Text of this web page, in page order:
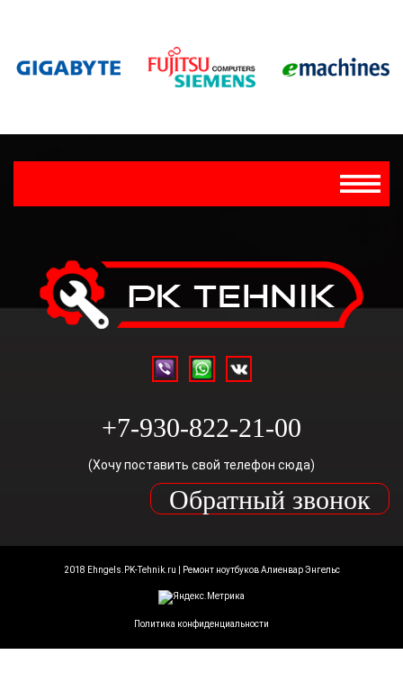
+7-930-822-21-00
(Хочу поставить свой телефон сюда)
Обратный звонок
2018 Ehngels.PK-Tehnik.ru | Ремонт ноутбуков Алиенвар Энгельс
Политика конфиденциальности